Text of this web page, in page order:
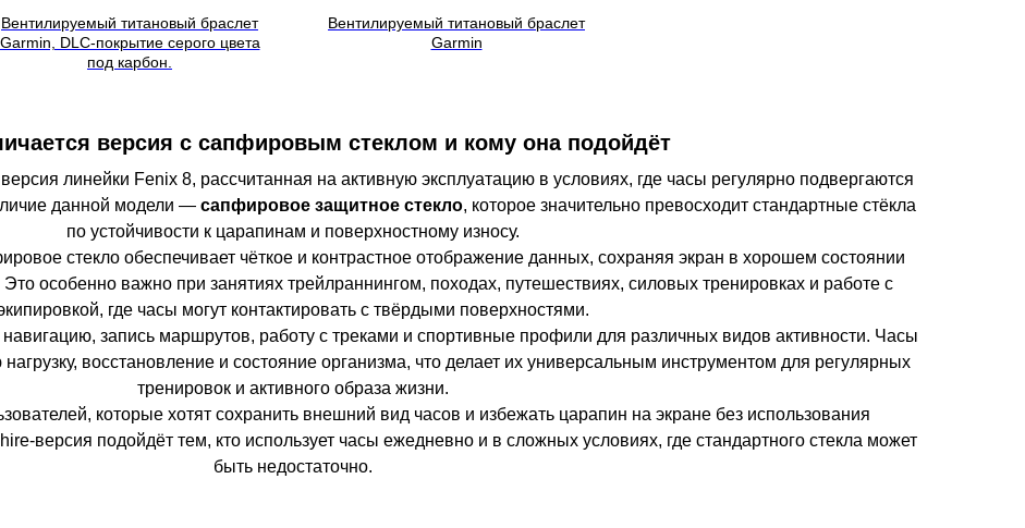
Вентилируемый титановый браслет
Garmin, DLC-покрытие серого цвета
под карбон.
Вентилируемый титановый браслет
Garmin
версия с сапфировым стеклом и кому она подойдёт
линейки Fenix 8, рассчитанная на активную эксплуатацию в условиях, где часы регулярно подвергаются
данной модели — сапфировое защитное стекло, которое значительно превосходит стандартные стёкла
по устойчивости к царапинам и поверхностному износу.
стекло обеспечивает чёткое и контрастное отображение данных, сохраняя экран в хорошем состоянии
особенно важно при занятиях трейлраннингом, походах, путешествиях, силовых тренировках и работе с
где часы могут контактировать с твёрдыми поверхностями.
запись маршрутов, работу с треками и спортивные профили для различных видов активности. Часы
восстановление и состояние организма, что делает их универсальным инструментом для регулярных
тренировок и активного образа жизни.
которые хотят сохранить внешний вид часов и избежать царапин на экране без использования
версия подойдёт тем, кто использует часы ежедневно и в сложных условиях, где стандартного стекла может
быть недостаточно.